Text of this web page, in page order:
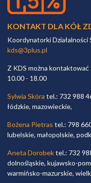
KONTAKT DLA KÓŁ
Koordynatorki Działalności
kds@3plus.pl
Z KDS można kontaktować
10.00 - 18.00
Sylwia Skóra tel.: 732 988
łódzkie, mazowieckie,
Bożena Pietras tel.: 798
lubelskie, małopolskie,
Aneta Dorobektel.: 732
dolnośląskie, kujawsko-
warmińsko-mazurskie,